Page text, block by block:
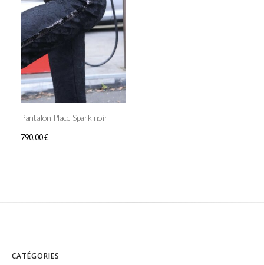
Pantalon Place Spark noir
790,00€
CATÉGORIES